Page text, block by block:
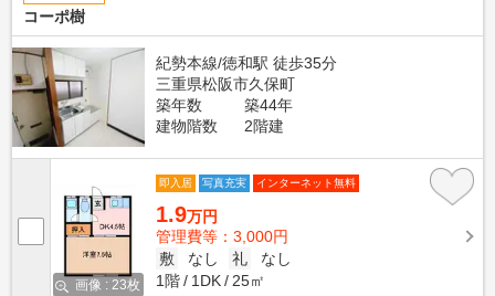
コーポ樹
紀勢本線/徳和駅 徒歩35分
三重県松阪市久保町
築年数
築44年
建物階数
2階建
画像 : 23枚
即入居 写真充実 インターネット無料
1.9万円
管理費等：3,000円
敷
なし 礼
なし
1階
1DK 25㎡